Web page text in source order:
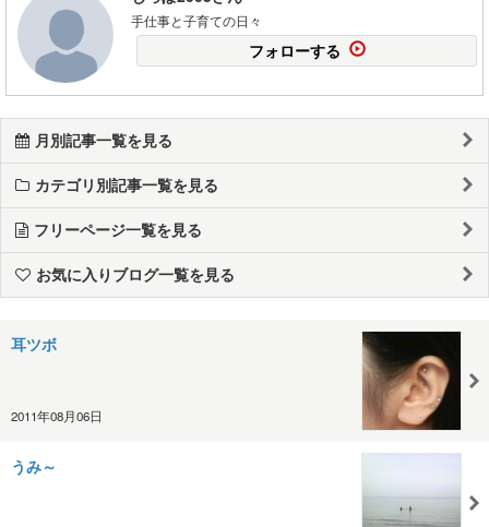
手仕事と子育ての日々
フォローする
月別記事一覧を見る
カテゴリ別記事一覧を見る
フリーページ一覧を見る
お気に入りブログ一覧を見る
耳ツボ
2011年08月06日
うみ～